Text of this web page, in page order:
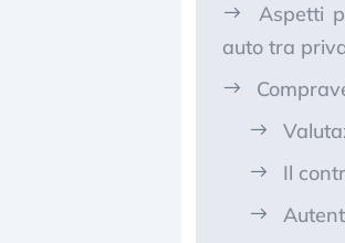
Aspetti
auto tra
Il